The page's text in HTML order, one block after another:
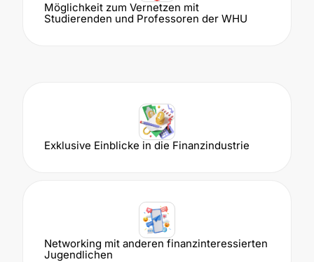
Möglichkeit zum Vernetzen mit
Studierenden und Professoren der WHU
Exklusive Einblicke in die Finanzindustrie
Networking mit anderen finanzinteressierten
Jugendlichen